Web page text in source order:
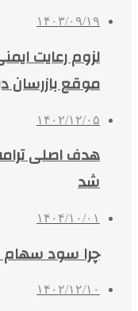
۱۴۰۳/۰۹/۱۹
لزوم رعایت
موقع بازرسان
۱۴۰۲/۱۲/۰۵
هدف اصلی
شد
۱۴۰۴/۱۰/۰۱
چرا سود سهام
۱۴۰۲/۱۲/۱۰